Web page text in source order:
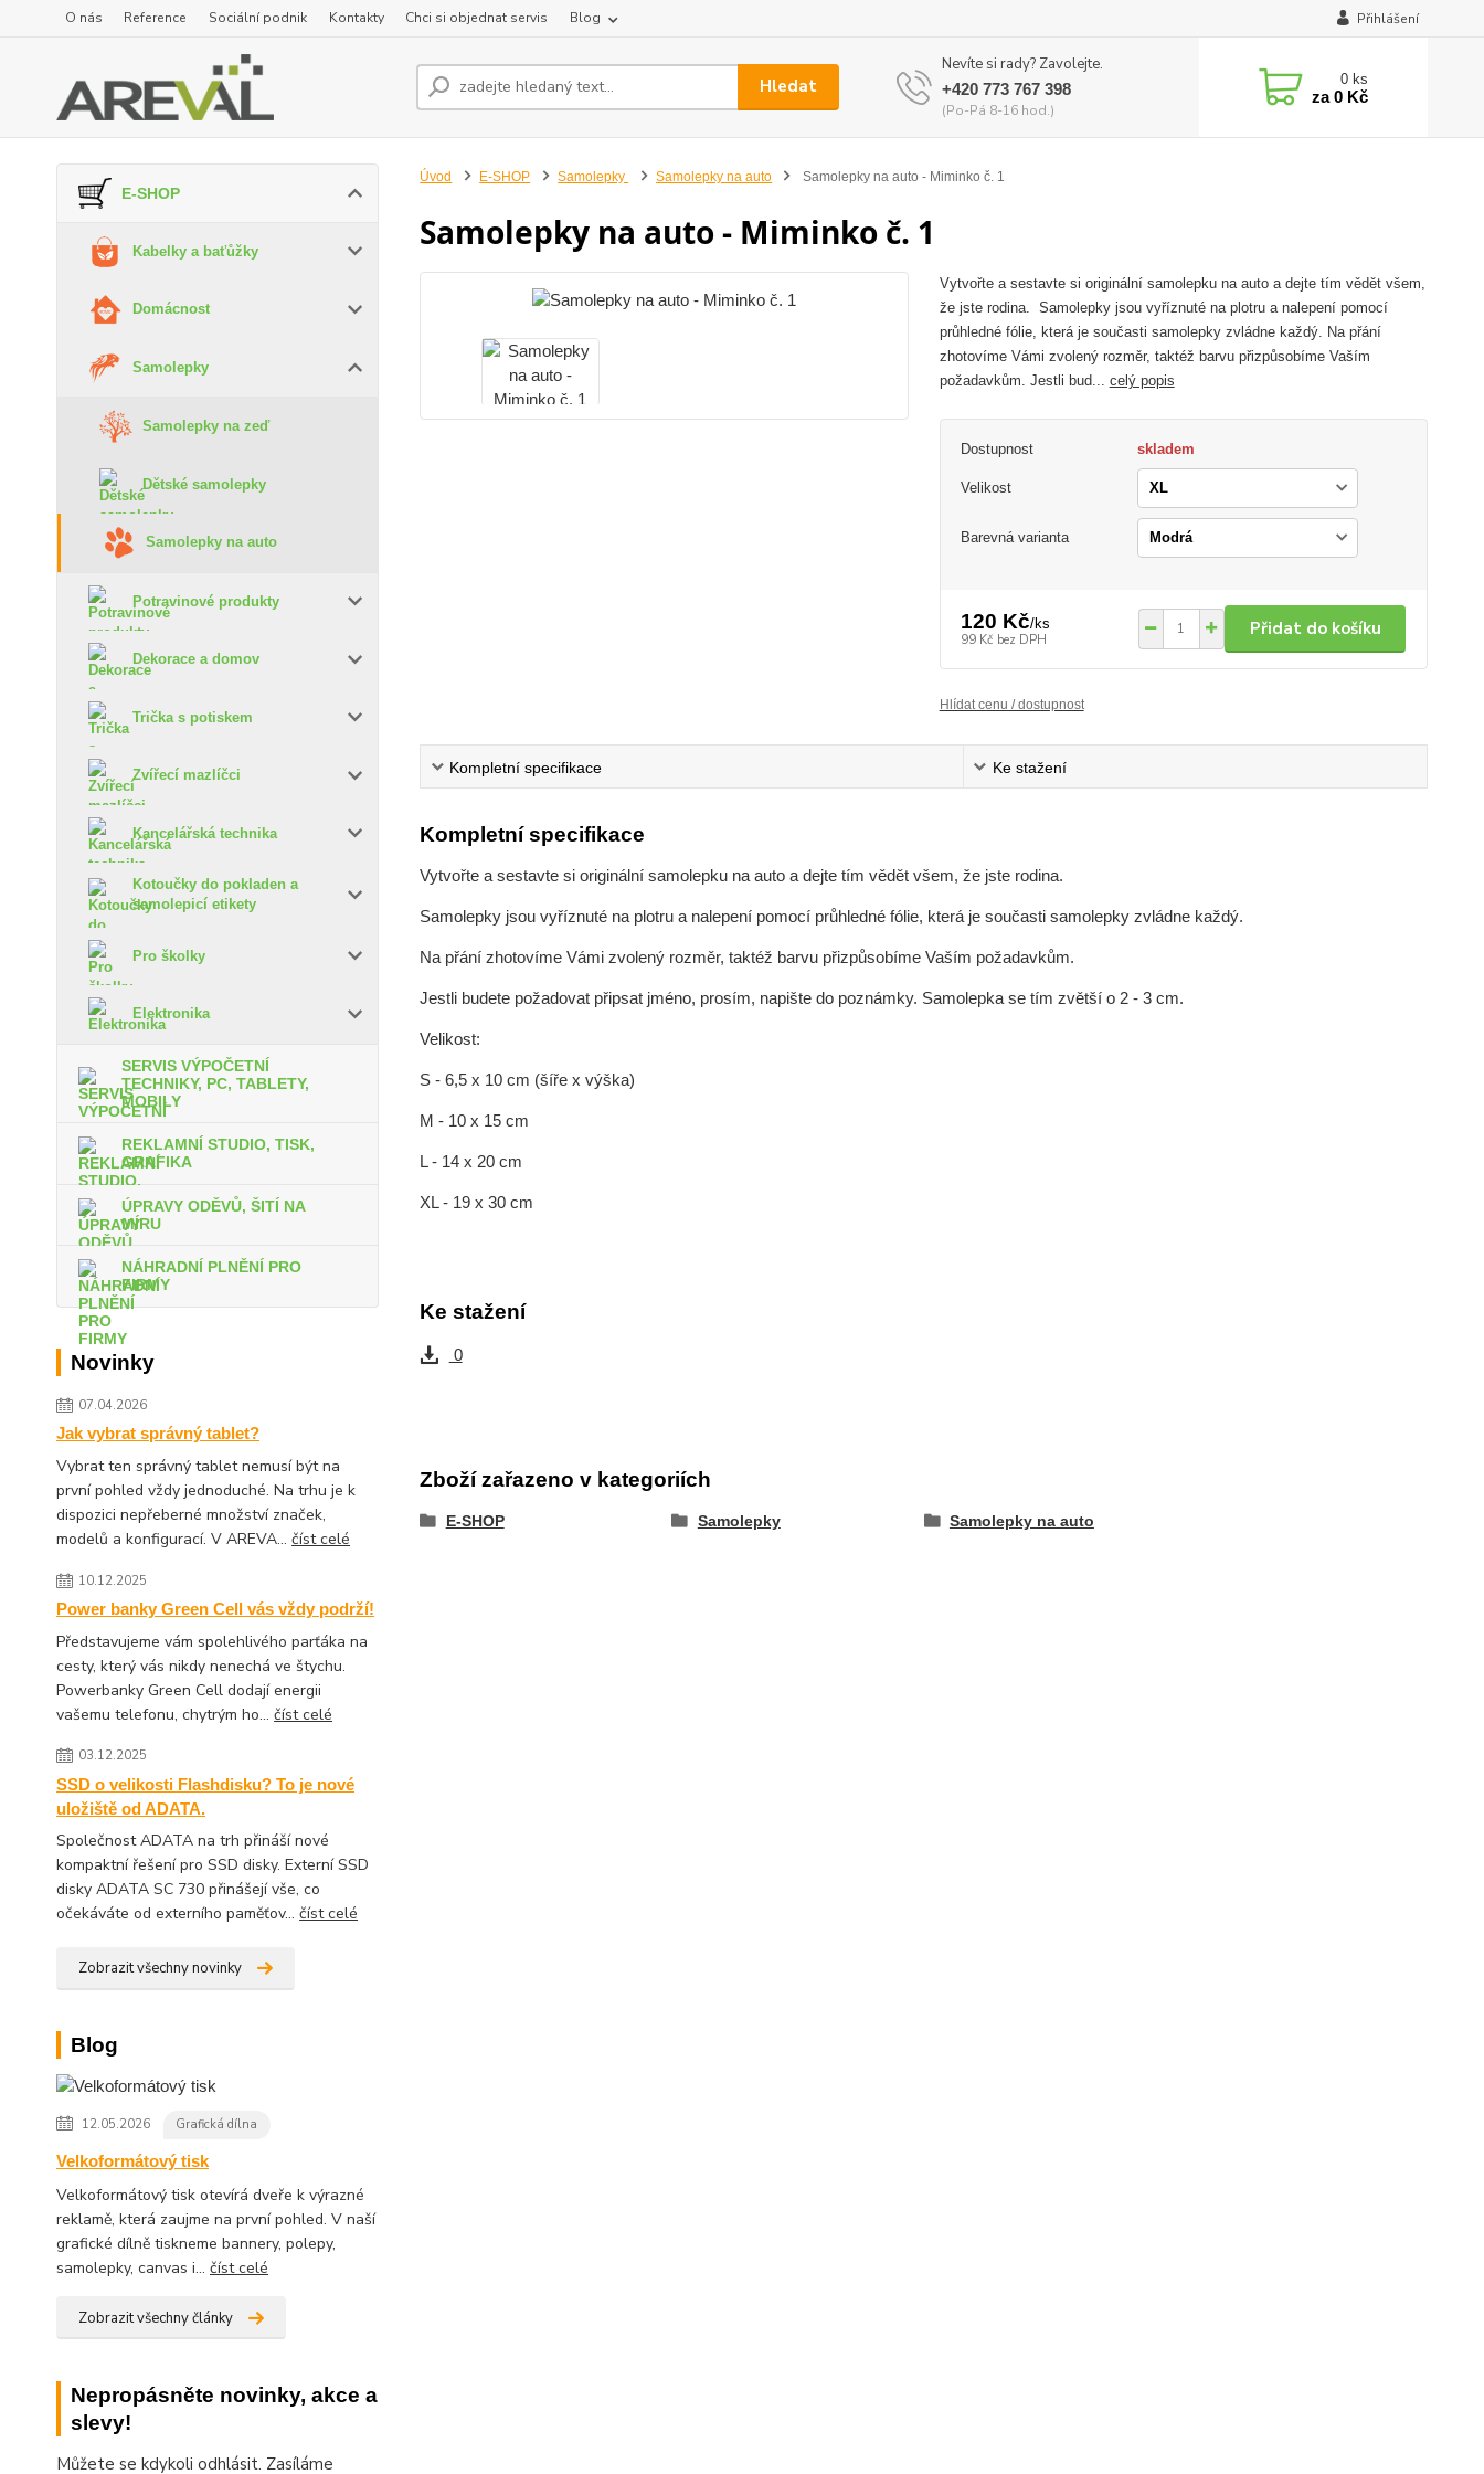
O nás Reference Sociální podnik Kontakty Chci si objednat servis Blog Přihlášení
Hledat
Nevíte si rady? Zavolejte.
+420 773 767 398
(Po-Pá 8-16 hod.)
0 ks
za0 Kč
E-SHOP
Kabelky a baťůžky
Domácnost
Samolepky
Samolepky na zeď
Dětské samolepky
Samolepky na auto
Potravinové produkty
Dekorace a domov
Trička s potiskem
Zvířecí mazlíčci
Kancelářská technika
Kotoučky do pokladen a
samolepicí etikety
Pro školky
Elektronika
SERVIS VÝPOČETNÍ
TECHNIKY, PC, TABLETY,
MOBILY
REKLAMNÍ STUDIO, TISK,
GRAFIKA
ÚPRAVY ODĚVŮ, ŠITÍ NA
MÍRU
NÁHRADNÍ PLNĚNÍ PRO
FIRMY
Novinky
07.04.2026
Jak vybrat správný tablet?
Vybrat ten správný tablet nemusí být na
první pohled vždy jednoduché. Na trhu je k
dispozici nepřeberné množství značek,
modelů a konfigurací. V AREVA...číst celé
10.12.2025
Power banky Green Cell vás vždy podrží!
Představujeme vám spolehlivého parťáka na
cesty, který vás nikdy nenechá ve štychu.
Powerbanky Green Cell dodají energii
vašemu telefonu, chytrým ho...číst celé
03.12.2025
SSD o velikosti Flashdisku? To je nové
uložiště od ADATA.
Společnost ADATA na trh přináší nové
kompaktní řešení pro SSD disky. Externí SSD
disky ADATA SC 730 přinášejí vše, co
očekáváte od externího paměťov...číst celé
Zobrazit všechny novinky
Blog
12.05.2026 Grafická dílna
Velkoformátový tisk
Velkoformátový tisk otevírá dveře k výrazné
reklamě, která zaujme na první pohled. V naší
grafické dílně tiskneme bannery, polepy,
samolepky, canvas i...číst celé
Zobrazit všechny články
Nepropásněte novinky, akce a
slevy!
Můžete se kdykoli odhlásit. Zasíláme
Úvod E-SHOP Samolepky Samolepky na auto Samolepky na auto - Miminko č. 1
Samolepky na auto - Miminko č. 1
Vytvořte a sestavte si originální samolepku na auto a dejte tím vědět všem,
že jste rodina. Samolepky jsou vyříznuté na plotru a nalepení pomocí
průhledné fólie, která je současti samolepky zvládne každý. Na přání
zhotovíme Vámi zvolený rozměr, taktéž barvu přizpůsobíme Vaším
požadavkům. Jestli bud... celý popis
Dostupnost skladem
Velikost
Barevná varianta
120 Kč/ks
99 Kč bez DPH
Přidat do košíku
Hlídat cenu / dostupnost
Kompletní specifikace Ke stažení
Kompletní specifikace
Vytvořte a sestavte si originální samolepku na auto a dejte tím vědět všem, že jste rodina.
Samolepky jsou vyříznuté na plotru a nalepení pomocí průhledné fólie, která je současti samolepky zvládne každý.
Na přání zhotovíme Vámi zvolený rozměr, taktéž barvu přizpůsobíme Vaším požadavkům.
Jestli budete požadovat připsat jméno, prosím, napište do poznámky. Samolepka se tím zvětší o 2 - 3 cm.
Velikost:
S - 6,5 x 10 cm (šíře x výška)
M - 10 x 15 cm
L - 14 x 20 cm
XL - 19 x 30 cm
Ke stažení
0
Zboží zařazeno v kategoriích
E-SHOP Samolepky Samolepky na auto